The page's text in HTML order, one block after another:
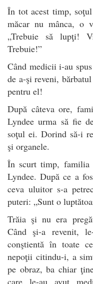
În tot acest timp,
măcar nu mânca, o
„Trebuie să lupţi!
Trebuie!”
Când medicii i-au
de a-şi reveni,
pentru el!
După câteva ore,
Lyndee urma să fie
soţul ei. Dorind să-i
şi organele.
În scurt timp, familia
Lyndee. După ce a
ceva uluitor s-a
puteri: „Sunt o
Trăia şi nu era
Când şi-a revenit,
conştientă în toate
nepoţii citindu-i, a
pe obraz, ba chiar
care le-au avut